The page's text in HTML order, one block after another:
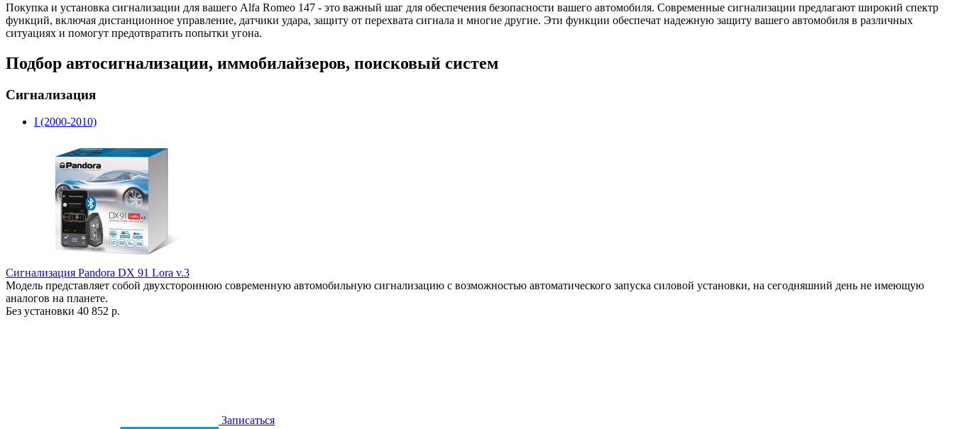
Покупка и установка сигнализации для вашего Alfa Romeo 147 - это важный шаг для обеспечения безопасности вашего автомобиля. Современные сигнализации предлагают широкий спектр
функций, включая дистанционное управление, датчики удара, защиту от перехвата сигнала и многие другие. Эти функции обеспечат надежную защиту вашего автомобиля в различных
ситуациях и помогут предотвратить попытки угона.
Подбор автосигнализации, иммобилайзеров, поисковый систем
Сигнализация
I (2000-2010)
Сигнализация Pandora DX 91 Lora v.3
Модель представляет собой двухстороннюю современную автомобильную сигнализацию с возможностью автоматического запуска силовой установки, на сегодняшний день не имеющую
аналогов на планете.
Без установки 40 852 р.
Записаться